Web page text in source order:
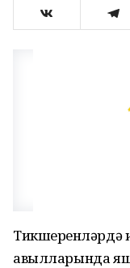
авылларында